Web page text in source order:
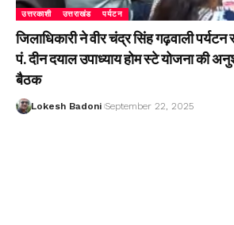
उत्तरकाशी उत्तराखंड पर्यटन
जिलाधिकारी ने वीर चंद्र सिंह गढ़वाली
पं. दीन दयाल उपाध्याय होम स्टे योजना की
बैठक
Lokesh Badoni September 22, 2025